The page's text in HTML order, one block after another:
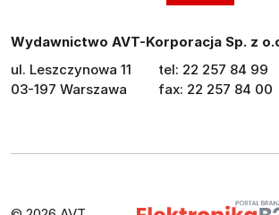
Wydawnictwo AVT-Korporacja Sp. z
ul. Leszczynowa 11
03-197 Warszawa
tel: 22 257 84 99
fax: 22 257 84 00